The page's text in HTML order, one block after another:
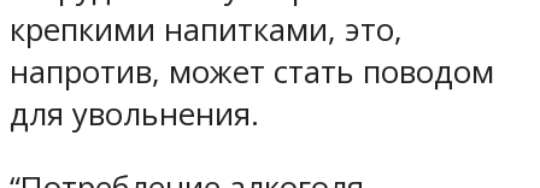
крепкими напитками, это,
напротив, может стать поводом
для увольнения.